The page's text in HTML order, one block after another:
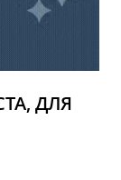
ДЛЯ